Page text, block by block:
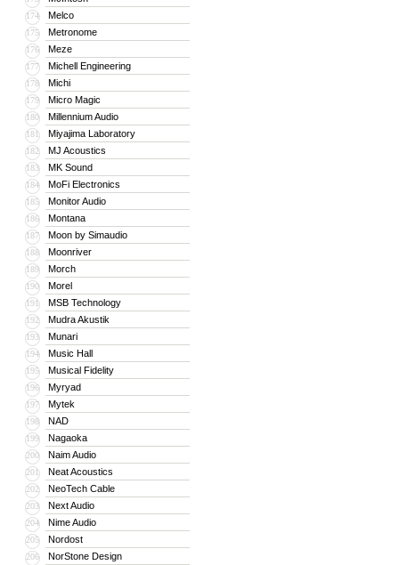
174 Melco
175 Metronome
176 Meze
177 Michell Engineering
178 Michi
179 Micro Magic
180 Millennium Audio
181 Miyajima Laboratory
182 MJ Acoustics
183 MK Sound
184 MoFi Electronics
185 Monitor Audio
186 Montana
187 Moon by Simaudio
188 Moonriver
189 Morch
190 Morel
191 MSB Technology
192 Mudra Akustik
193 Munari
194 Music Hall
195 Musical Fidelity
196 Myryad
197 Mytek
198 NAD
199 Nagaoka
200 Naim Audio
201 Neat Acoustics
202 NeoTech Cable
203 Next Audio
204 Nime Audio
205 Nordost
206 NorStone Design